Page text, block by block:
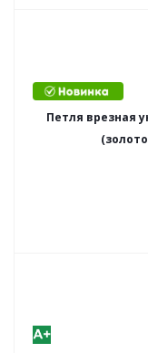
Петля врезная